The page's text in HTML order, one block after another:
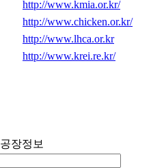
http://www.kmia.or.kr/
http://www.chicken.or.kr/
http://www.lhca.or.kr
http://www.krei.re.kr/
공장정보